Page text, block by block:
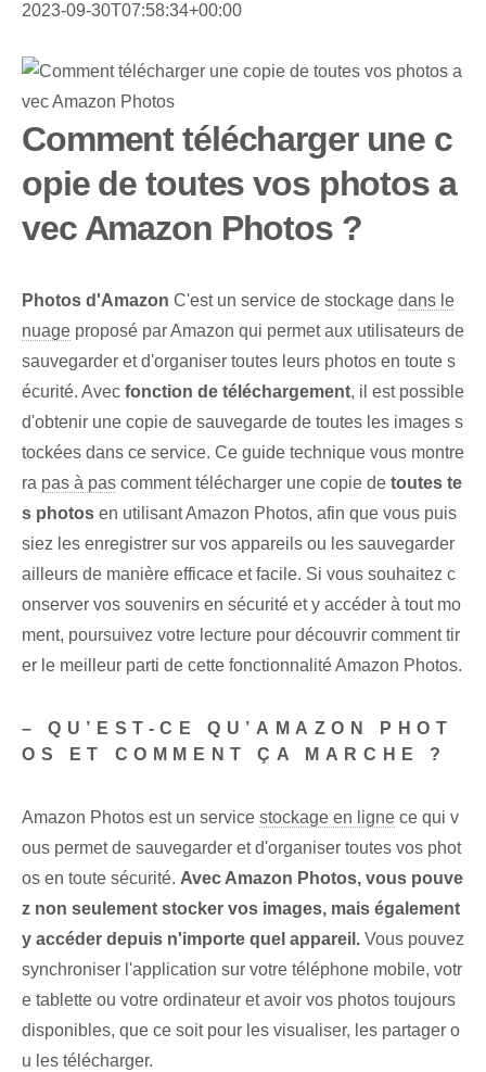
2023-09-30T07:58:34+00:00
Comment télécharger une c
opie de toutes vos photos a
vec Amazon Photos ?
Photos d'Amazon C'est un service de stockage dans le
nuage proposé par Amazon qui permet aux utilisateurs de
sauvegarder et d'organiser toutes leurs photos en toute s
écurité. Avec fonction de téléchargement, il est possible
d'obtenir une copie de sauvegarde de toutes les images s
tockées dans ce service. Ce guide technique vous montre
ra pas à pas comment télécharger une copie de toutes te
s photos en utilisant Amazon Photos, afin que vous puis
siez les enregistrer sur vos appareils ou les sauvegarder
ailleurs de manière efficace et facile. Si vous souhaitez c
onserver vos souvenirs en sécurité et y accéder à tout mo
ment, poursuivez votre lecture pour découvrir comment tir
er le meilleur parti de cette fonctionnalité Amazon Photos.
– QU’EST-CE QU’AMAZON PHOT
OS ET COMMENT ÇA MARCHE ?
Amazon Photos est un service stockage en ligne ce qui v
ous permet de sauvegarder et d'organiser toutes vos phot
os en toute sécurité. Avec Amazon Photos, vous pouve
z non seulement stocker vos images, mais également
y accéder depuis n'importe quel appareil. Vous pouvez
synchroniser l'application sur votre téléphone mobile, votr
e tablette ou votre ordinateur et avoir vos photos toujours
disponibles, que ce soit pour les visualiser, les partager o
u les télécharger.